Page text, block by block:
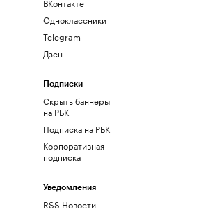
Одноклассники
Telegram
Дзен
Подписки
Скрыть баннеры
на РБК
Подписка на РБК
Корпоративная
подписка
Уведомления
RSS Новости